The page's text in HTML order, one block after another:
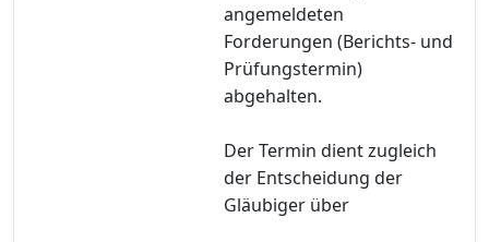
angemeldeten
Forderungen (Berichts- und
Prüfungstermin)
abgehalten.
Der Termin dient zugleich
der Entscheidung der
Gläubiger über